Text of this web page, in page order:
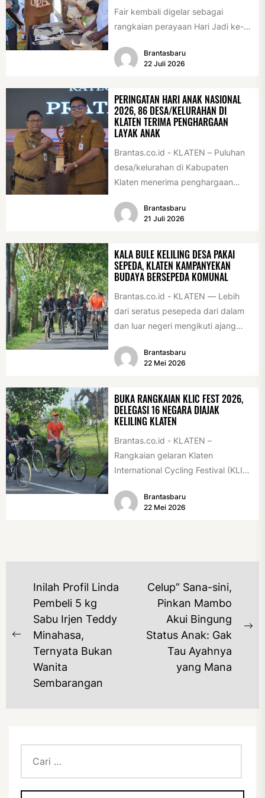
Fair kembali digelar sebagai
rangkaian perayaan Hari Jadi ke-
Acara ini digelar...
Brantasbaru
22 Juli 2026
PERINGATAN HARI ANAK NASIONAL
2026, 86 DESA/KELURAHAN DI
KLATEN TERIMA PENGHARGAAN
LAYAK ANAK
Brantas.co.id - KLATEN – Puluhan
desa/kelurahan di Kabupaten
Klaten menerima penghargaan
2026. Penghargaan tersebut
Brantasbaru
21 Juli 2026
KALA BULE KELILING DESA PAKAI
SEPEDA, KLATEN KAMPANYEKAN
BUDAYA BERSEPEDA KOMUNAL
Brantas.co.id - KLATEN — Lebih
dari seratus pesepeda dari dalam
dan luar negeri mengikuti ajang
Association Rally...
Brantasbaru
22 Mei 2026
BUKA RANGKAIAN KLIC FEST 2026,
DELEGASI 16 NEGARA DIAJAK
KELILING KLATEN
Brantas.co.id - KLATEN –
Rangkaian gelaran Klaten
International Cycling Festival (KLIC
(17/5/2026). Rangkaian kegiatan
dibuka...
Brantasbaru
22 Mei 2026
NAVIGASI
POS
Previous
post:
Inilah Profil Linda
Pembeli 5 kg
Sabu Irjen Teddy
Minahasa,
Ternyata Bukan
Wanita
Sembarangan
Celup” Sana-sini,
Pinkan Mambo
Akui Bingung
Status Anak: Gak
Tau Ayahnya
yang Mana
untuk: